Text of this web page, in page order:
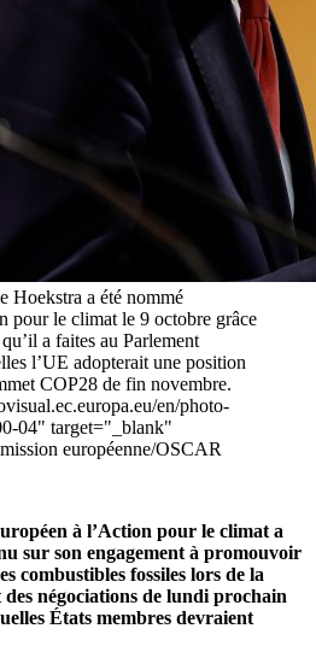
Hoekstra a été nommé
pour le climat le 9 octobre grâce
a faites au Parlement
l’UE adopterait une position
COP28 de fin novembre.
en/photo-
04" target="_blank"
européenne/OSCAR
à l’Action pour le climat a
sur son engagement à promouvoir
combustibles fossiles lors de la
négociations de lundi prochain
États membres devraient